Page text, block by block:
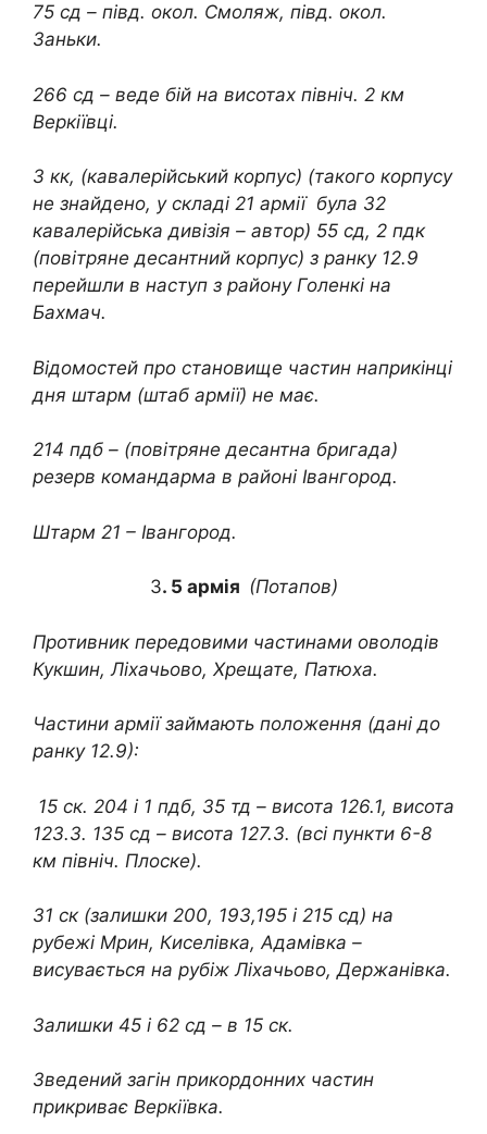
75 сд – півд. окол. Смоляж, півд. окол.
Заньки.
266 сд – веде бій на висотах північ. 2 км
Веркіївці.
3 кк, (кавалерійський корпус) (такого корпусу
не знайдено, у складі 21 армії була 32
кавалерійська дивізія – автор) 55 сд, 2 пдк
(повітряне десантний корпус) з ранку 12.9
перейшли в наступ з району Голенкі на
Бахмач.
Відомостей про становище частин наприкінці
дня штарм (штаб армії) не має.
214 пдб – (повітряне десантна бригада)
резерв командарма в районі Івангород.
Штарм 21 – Івангород.
3. 5 армія (Потапов)
Противник передовими частинами оволодів
Кукшин, Ліхачьово, Хрещате, Патюха.
Частини армії займають положення (дані до
ранку 12.9):
15 ск. 204 і 1 пдб, 35 тд – висота 126.1, висота
123.3. 135 сд – висота 127.3. (всі пункти 6-8
км північ. Плоске).
31 ск (залишки 200, 193,195 і 215 сд) на
рубежі Мрин, Киселівка, Адамівка –
висувається на рубіж Ліхачьово, Держанівка.
Залишки 45 і 62 сд – в 15 ск.
Зведений загін прикордонних частин
прикриває Веркіївка.